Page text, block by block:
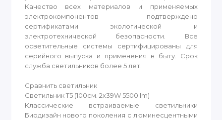
Качество всех материалов и применяемых
электрокомпонентов подтверждено
сертификатами экологической и
электротехнической безопасности. Все
осветительные системы сертифицированы для
серийного выпуска и применения в быту. Срок
служба светильников более 5 лет.
Сравнить светильник
Светильник T5 (100см. 2x39W 5500 lm)
Классические встраиваемые светильники
Биодизайн нового поколения с люминесцентными